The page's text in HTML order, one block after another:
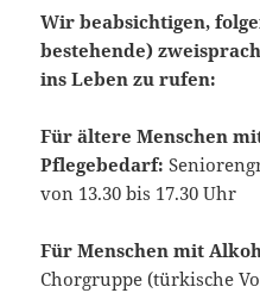
Wir beabsichtigen,
bestehende)
ins Leben zu rufen:
Für ältere Menschen
Pflegebedarf:
von 13.30 bis 17.30 Uhr
Für Menschen mit
Chorgruppe (türkische